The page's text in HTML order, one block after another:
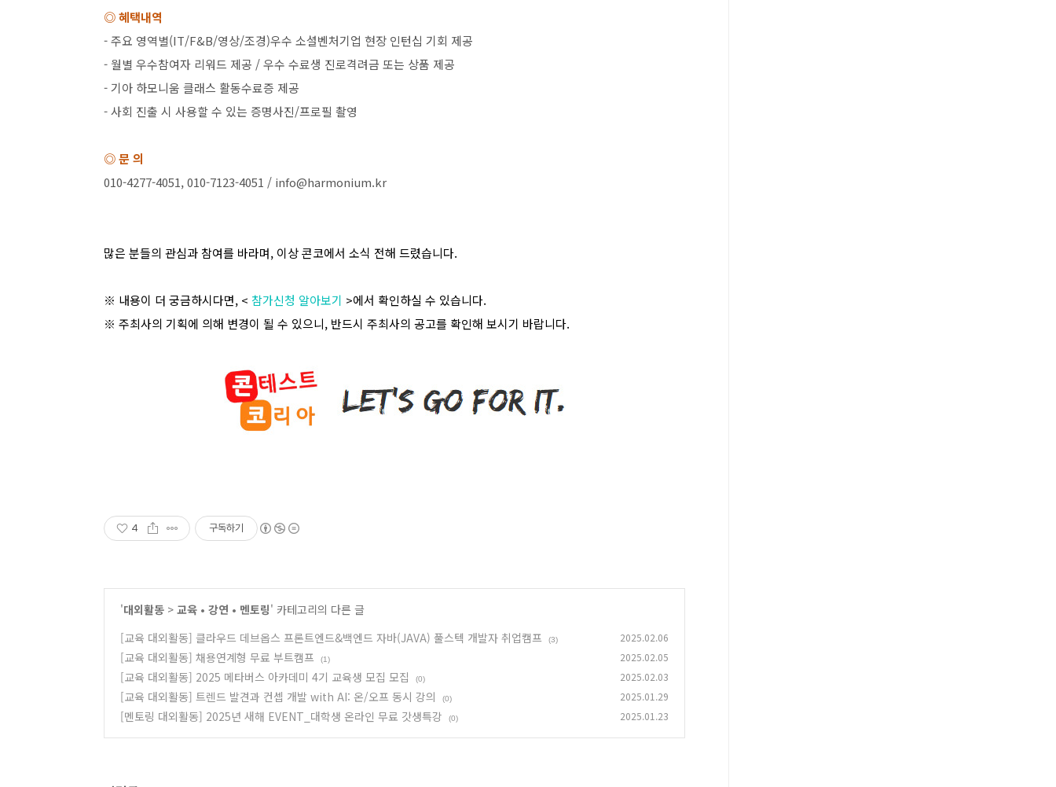
◎ 혜택내역
-주요 영역별(IT/F&B/영상/조경)우수 소셜벤처기업 현장 인턴십 기회 제공
- 월별 우수참여자 리워드 제공 /우수 수료생 진로격려금 또는 상품 제공
-기아 하모니움 클래스 활동수료증 제공
-사회 진출 시 사용할 수 있는 증명사진/프로필 촬영
◎ 문 의
010-4277-4051, 010-7123-4051 / info@harmonium.kr
많은 분들의 관심과 참여를 바라며, 이상 콘코에서 소식 전해 드렸습니다.
※ 내용이 더 궁금하시다면, < 참가신청 알아보기 >에서 확인하실 수 있습니다.
※ 주최사의 기획에 의해 변경이 될 수 있으니, 반드시 주최사의 공고를 확인해 보시기 바랍니다.
4 구독하기
'대외활동 > 교육 • 강연 • 멘토링' 카테고리의 다른 글
[교육 대외활동] 클라우드 데브옵스 프론트엔드&백엔드 자바(JAVA) 풀스텍 개발자 취업캠프
(3) 2025.02.06
[교육 대외활동] 채용연계형 무료 부트캠프 (1) 2025.02.05
[교육 대외활동] 2025 메타버스 아카데미 4기 교육생 모집 모집 (0) 2025.02.03
[교육 대외활동] 트렌드 발견과 컨셉 개발 with AI: 온/오프 동시 강의 (0) 2025.01.29
[멘토링 대외활동] 2025년 새해 EVENT_대학생 온라인 무료 갓생특강 (0) 2025.01.23